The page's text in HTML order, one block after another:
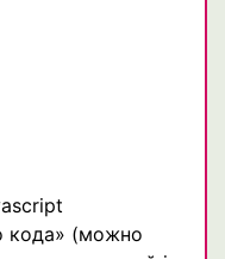
кода» (можно